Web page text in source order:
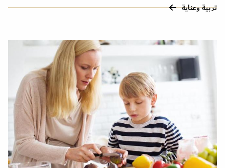
تربية وعناية